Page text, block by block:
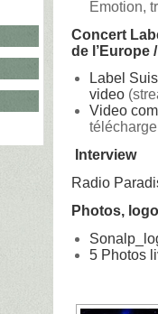
Emotion,
Concert
de l’Europe
Label
video
Video
Interview
Radio
Photos,
5 Photos